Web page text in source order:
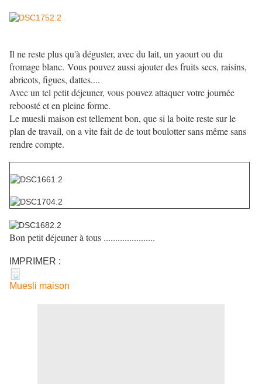
Il ne reste plus qu'à déguster, avec du lait, un yaourt ou du
fromage blanc. Vous pouvez aussi ajouter des fruits secs, raisins,
abricots, figues, dattes....
Avec un tel petit déjeuner, vous pouvez attaquer votre journée
reboosté et en pleine forme.
Le muesli maison est tellement bon, que si la boite reste sur le
plan de travail, on a vite fait de de tout boulotter sans même sans
rendre compte.
Bon petit déjeuner à tous ......................
IMPRIMER :
Muesli maison